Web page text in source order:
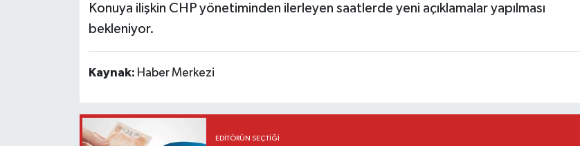
Konuya ilişkin CHP yönetiminden ilerleyen saatlerde yeni açıklamalar yapılması
bekleniyor.
Kaynak: Haber Merkezi
EDITÖRÜN SEÇTIĞI